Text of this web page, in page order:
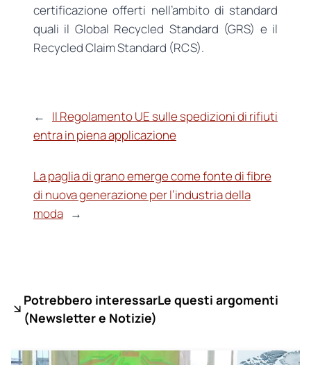
certificazione offerti nell’ambito di standard
quali il Global Recycled Standard (GRS) e il
Recycled Claim Standard (RCS).
←
Il Regolamento UE sulle spedizioni di rifiuti
entra in piena applicazione
La paglia di grano emerge come fonte di fibre
di nuova generazione per l’industria della
moda →
Potrebbero interessarLe questi argomenti
(Newsletter e Notizie)